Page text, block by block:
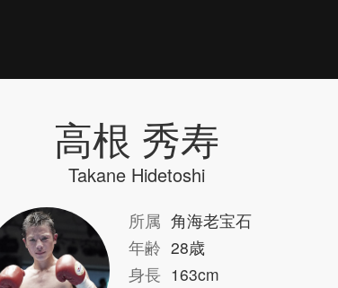
高根 秀寿
Takane Hidetoshi
所属 角海老宝石
年齢 28歳
身長 163cm